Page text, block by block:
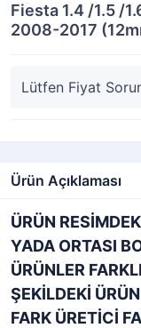
Fiesta 1.4 /1.5 /
2008-2017
Lütfen Fiyat
Ürün Açıklaması
ÜRÜN
YADA ORTASI
ÜRÜNLER
ŞEKİLDEKİ
FARK ÜRETİCİ